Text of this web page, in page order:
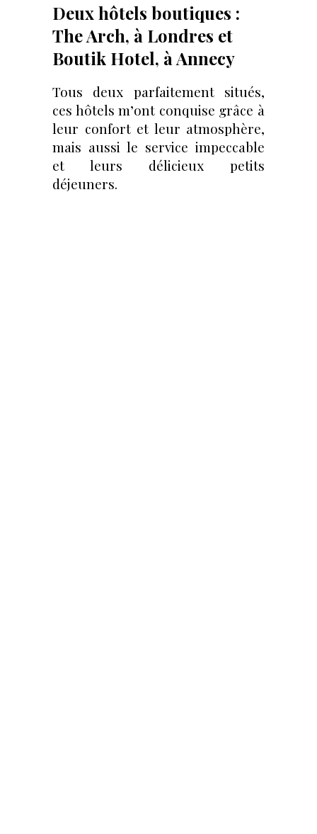
Deux hôtels boutiques :
The Arch, à Londres et
Boutik Hotel, à Annecy
Tous deux parfaitement situés,
ces hôtels m’ont conquise grâce à
leur confort et leur atmosphère,
mais aussi le service impeccable
et leurs délicieux petits
déjeuners.